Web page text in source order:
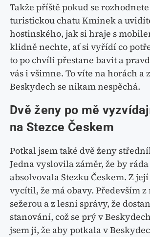
Takže příště pokud se
turistickou chatu Kmínek a
hostinského, jak si hraje s
klidně nechte, ať si vyřídí co
to po chvíli přestane bavit a
vás i všimne. To víte na horách a
Beskydech se nikam nespěchá.
Dvě ženy po mě
na Stezce Českem
Potkal jsem také dvě ženy
Jedna vyslovila záměr, že by
absolvovala Stezku Českem. Z
vycítil, že má obavy. Především z
sežerou a z lesní správy, že
stanování, což se prý v
jsem ji, že aby potkala v